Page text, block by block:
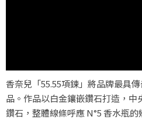
香奈兒「55.55項鍊」將品牌最具
品。作品以白金鑲嵌鑽石打造，
鑽石，整體線條呼應 N°5 香水瓶